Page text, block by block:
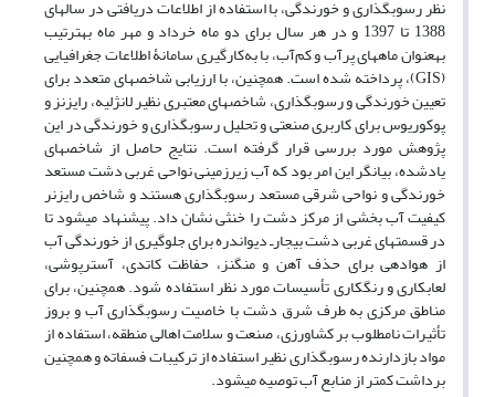
نظر رسوب‏گذاری و خورندگی، با استفاده از اطلاعات دریافتی در سال‏های
1388 تا 1397 و در هر سال برای دو ماه خرداد و مهر ماه به‏ترتیب
به‏عنوان ماه‏های پرآب و کم‌آب، با به‌کارگیری سامانۀ اطلاعات جغرافیایی
(GIS)، پرداخته شده است. همچنین، با ارزیابی شاخص‏های متعدد برای
تعیین خورندگی و رسوب‏گذاری، شاخص‏های معتبری نظیر لانژلیه، رایزنز و
پوکوریوس برای کاربری صنعتی و تحلیل رسوب‏گذاری و خورندگی در این
پژوهش مورد بررسی قرار گرفته است. نتایج حاصل از شاخص‏های
یادشده، بیانگر این امر بود که آب زیرزمینی نواحی غربی دشت مستعد
خورندگی و نواحی شرقی مستعد رسوب‏گذاری هستند و شاخص رایزنر
کیفیت آب بخشی از مرکز دشت را خنثی نشان داد. پیشنهاد می‏شود تا
در قسمت‏های غربی دشت بیجارـ دیواندره برای جلوگیری از خورندگی آب
از هوادهی برای حذف آهن و منگنز، حفاظت کاتدی، آسترپوشی،
لعاب‏کاری و رنگ‏کاری تأسیسات مورد نظر استفاده شود. همچنین، برای
مناطق مرکزی به ‏طرف شرق دشت با خاصیت رسوب‏گذاری آب و بروز
تأثیرات نامطلوب بر کشاورزی، صنعت و سلامت اهالی منطقه، استفاده از
مواد بازدارنده رسوب‏گذاری نظیر استفاده از ترکیبات فسفاته و همچنین
برداشت کمتر از منابع آب توصیه می‏شود.